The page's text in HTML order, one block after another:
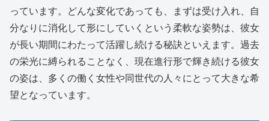
っています。どんな変化であっても、まずは受け入れ、自
分なりに消化して形にしていくという柔軟な姿勢は、彼女
が長い期間にわたって活躍し続ける秘訣といえます。過去
の栄光に縛られることなく、現在進行形で輝き続ける彼女
の姿は、多くの働く女性や同世代の人々にとって大きな希
望となっています。